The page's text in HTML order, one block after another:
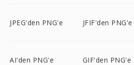
JPEG'den PNG'e JFIF'den PNG'e
AI'den PNG'e GIF'den PNG'e